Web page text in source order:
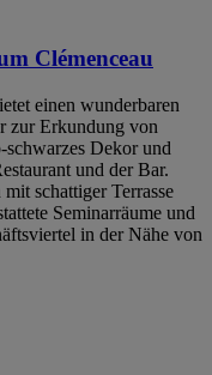
Clémenceau
einen wunderbaren
zur Erkundung von
Dekor und
und der Bar.
schattiger Terrasse
Seminarräume und
in der Nähe von